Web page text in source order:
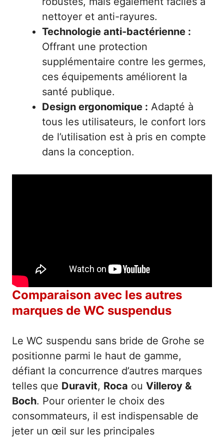
nettoyer et anti-rayures.
Technologie anti-bactérienne :
Offrant une protection
supplémentaire contre les germes,
ces équipements améliorent la
santé publique.
Design ergonomique : Adapté à
tous les utilisateurs, le confort lors
de l’utilisation est à pris en compte
dans la conception.
Comparaison avec les autres
marques de WC suspendus
Le WC suspendu sans bride de Grohe se
positionne parmi le haut de gamme,
défiant la concurrence d’autres marques
telles que Duravit, Roca ou Villeroy &
Boch. Pour orienter le choix des
consommateurs, il est indispensable de
jeter un œil sur les principales